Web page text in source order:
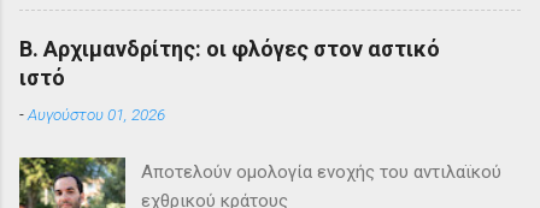
Β. Αρχιμανδρίτης: οι φλόγες στον αστικό
ιστό
-Αυγούστου 01, 2026
Αποτελούν ομολογία ενοχής του αντιλαϊκού
εχθρικού κράτους